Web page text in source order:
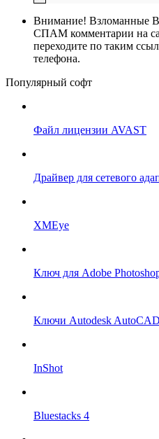
Внимание! Взломанные
СПАМ комментарии на
переходите по таким
телефона.
Популярный софт
Файл лицензии AVAST
Драйвер для сетевого
XMEye
Ключ для Adobe
Ключи Autodesk
InShot
Bluestacks 4